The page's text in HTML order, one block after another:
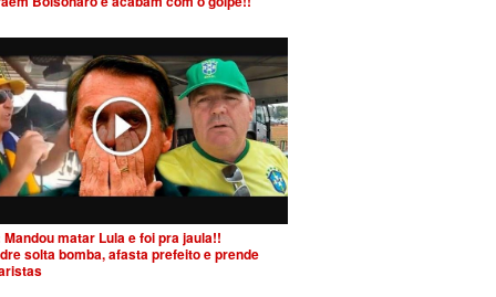
Mandou matar Lula e foi pra jaula!!
solta bomba, afasta prefeito e prende